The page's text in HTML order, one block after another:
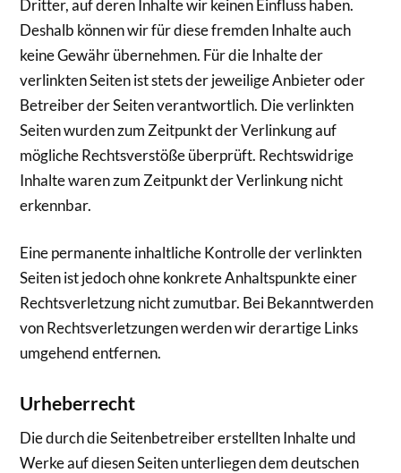
Dritter, auf deren Inhalte wir keinen Einfluss haben.
Deshalb können wir für diese fremden Inhalte auch
keine Gewähr übernehmen. Für die Inhalte der
verlinkten Seiten ist stets der jeweilige Anbieter oder
Betreiber der Seiten verantwortlich. Die verlinkten
Seiten wurden zum Zeitpunkt der Verlinkung auf
mögliche Rechtsverstöße überprüft. Rechtswidrige
Inhalte waren zum Zeitpunkt der Verlinkung nicht
erkennbar.
Eine permanente inhaltliche Kontrolle der verlinkten
Seiten ist jedoch ohne konkrete Anhaltspunkte einer
Rechtsverletzung nicht zumutbar. Bei Bekanntwerden
von Rechtsverletzungen werden wir derartige Links
umgehend entfernen.
Urheberrecht
Die durch die Seitenbetreiber erstellten Inhalte und
Werke auf diesen Seiten unterliegen dem deutschen